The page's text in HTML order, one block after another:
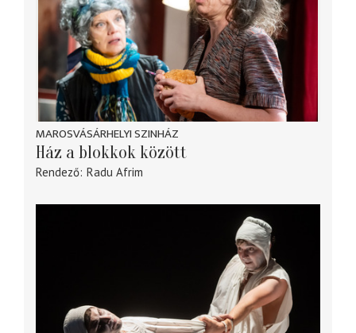
MAROSVÁSÁRHELYI SZINHÁZ
Ház a blokkok között
Rendező Radu Afrim